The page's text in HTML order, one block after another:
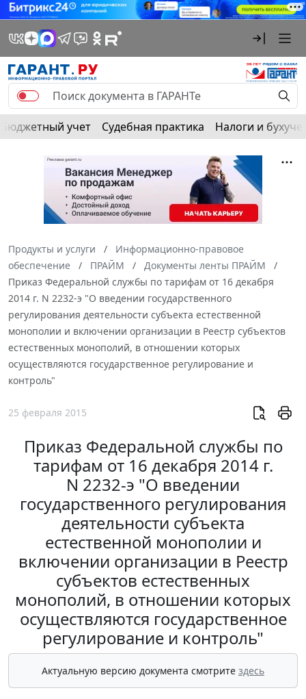
Бюджетный учет Судебная практика Налоги и
Продукты и услуги
Информационно-правовое
обеспечение
ПРАЙМ
Документы ленты ПРАЙМ
Приказ Федеральной службы по тарифам от 16 декабря
2014 г. N 2232-э "О введении государственного
регулирования деятельности субъекта естественной
монополии и включении организации в Реестр субъектов
естественных монополий, в отношении которых
осуществляются государственное регулирование и
контроль"
25 февраля 2015
Приказ Федеральной службы по
тарифам от 16 декабря 2014 г.
N 2232-э "О введении
государственного регулирования
деятельности субъекта
естественной монополии и
включении организации в Реестр
субъектов естественных
монополий, в отношении которых
осуществляются государственное
регулирование и контроль"
Актуальную версию документа смотрите здесь